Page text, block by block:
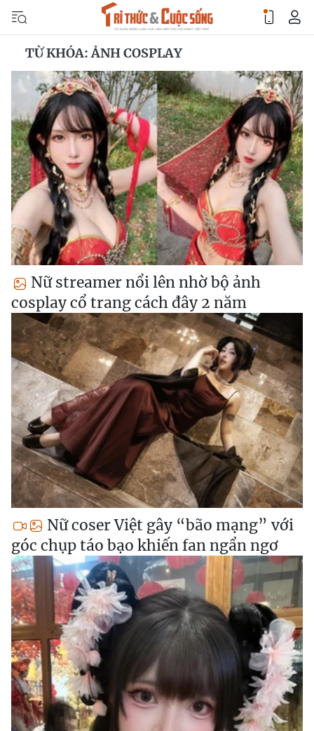
TỪ KHÓA: ẢNH COSPLAY
Nữ streamer nổi lên nhờ bộ ảnh
cosplay cổ trang cách đây 2 năm
Nữ coser Việt gây “bão mạng” với
góc chụp táo bạo khiến fan ngẩn ngơ